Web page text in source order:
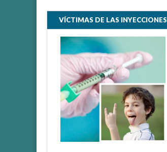
VÍCTIMAS DE LAS INYECCIONES